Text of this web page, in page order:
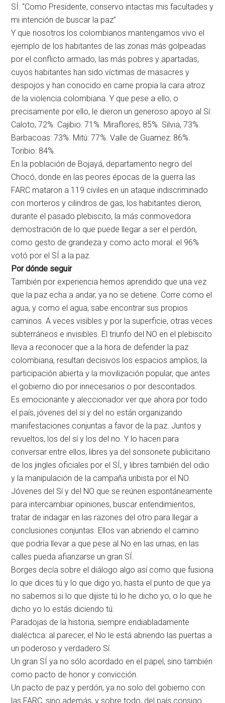
SÍ: “Como Presidente, conservo intactas mis facultades y
mi intención de buscar la paz”
Y que nosotros los colombianos mantengamos vivo el
ejemplo de los habitantes de las zonas más golpeadas
por el conflicto armado, las más pobres y apartadas,
cuyos habitantes han sido víctimas de masacres y
despojos y han conocido en carne propia la cara atroz
de la violencia colombiana. Y que pese a ello, o
precisamente por ello, le dieron un generoso apoyo al Sí:
Caloto, 72%. Cajibio: 71%. Miraflores, 85%. Silvia, 73%.
Barbacoas: 73%. Mitú: 77%. Valle de Guamez: 86%.
Toribio: 84%.
En la población de Bojayá, departamento negro del
Chocó, donde en las peores épocas de la guerra las
FARC mataron a 119 civiles en un ataque indiscriminado
con morteros y cilindros de gas, los habitantes dieron,
durante el pasado plebiscito, la más conmovedora
demostración de lo que puede llegar a ser el perdón,
como gesto de grandeza y como acto moral: el 96%
votó por el SÍ a la paz.
Por dónde seguir
También por experiencia hemos aprendido que una vez
que la paz echa a andar, ya no se detiene. Corre como el
agua, y como el agua, sabe encontrar sus propios
caminos. A veces visibles y por la superficie, otras veces
subterráneos e invisibles. El triunfo del NO en el plebiscito
lleva a reconocer que a la hora de defender la paz
colombiana, resultan decisivos los espacios amplios, la
participación abierta y la movilización popular, que antes
el gobierno dio por innecesarios o por descontados.
Es emocionante y aleccionador ver que ahora por todo
el país, jóvenes del sí y del no están organizando
manifestaciones conjuntas a favor de la paz. Juntos y
revueltos, los del sí y los del no. Y lo hacen para
conversar entre ellos, libres ya del sonsonete publicitario
de los jingles oficiales por el SÍ, y libres también del odio
y la manipulación de la campaña uribista por el NO.
Jóvenes del Sí y del NO que se reúnen espontáneamente
para intercambiar opiniones, buscar entendimientos,
tratar de indagar en las razones del otro para llegar a
conclusiones conjuntas. Ellos van abriendo el camino
que podría llevar a que pese al No en las urnas, en las
calles pueda afianzarse un gran SÍ.
Borges decía sobre el diálogo algo así como que fusiona
lo que dices tú y lo que digo yo, hasta el punto de que ya
no sabemos si lo que dijiste tú lo he dicho yo, o lo que he
dicho yo lo estás diciendo tú.
Paradojas de la historia, siempre endiabladamente
dialéctica: al parecer, el No le está abriendo las puertas a
un poderoso y verdadero Sí.
Un gran SÍ ya no sólo acordado en el papel, sino también
como pacto de honor y convicción.
Un pacto de paz y perdón, ya no solo del gobierno con
las FARC, sino además, y sobre todo, del país consigo